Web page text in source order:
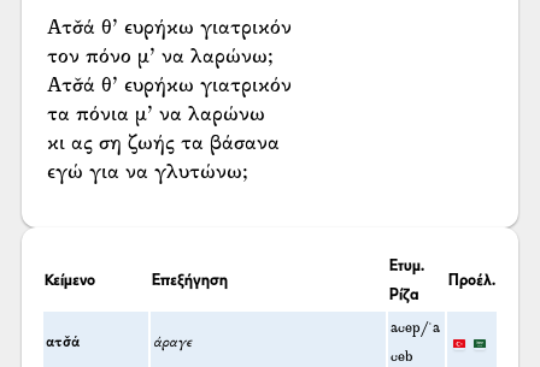
Ατσ̌ά θ’ ευρήκω γιατρικόν
τον πόνο μ’ να λαρώνω;
Ατσ̌ά θ’ ευρήκω γιατρικόν
τα πόνια μ’ να λαρώνω
κι ας ση ζωής τα βάσανα
εγώ για να γλυτώνω;
Κείμενο Επεξήγηση
Ετυμ.
Ρίζα
Προέλ.
ατσ̌ά άραγε
acep/ʿa
ceb